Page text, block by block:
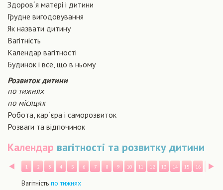
Здоров´я матері і дитини
Грудне вигодовування
Як назвати дитину
Вагiтнiсть
Календар вагітності
Будинок і все, що в ньому
Розвиток дитини
по тижнях
по місяцях
Робота, кар´єра і саморозвиток
Розваги та відпочинок
Календар вагітності та розвитку дитини
Назад
1 2 3 4 5 6 7 8 9 10 11 12 13 14 15 16 17
Вагітність по тижнях